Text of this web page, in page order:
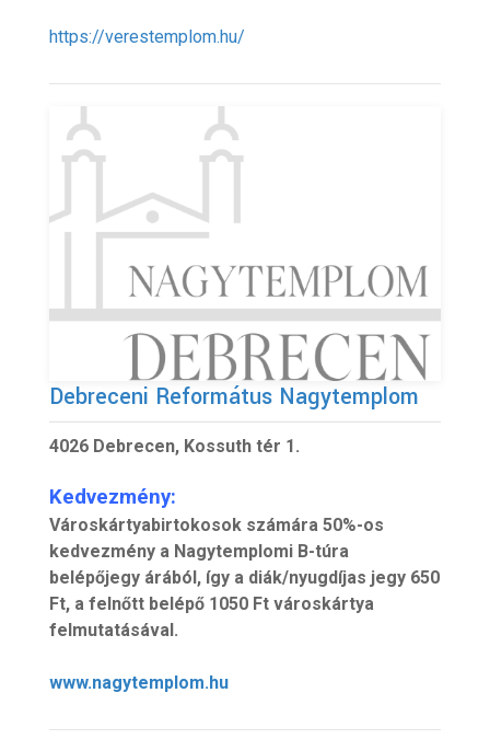
https://verestemplom.hu/
Debreceni Református Nagytemplom
4026 Debrecen, Kossuth tér 1.
Kedvezmény:
Városkártyabirtokosok számára 50%-os
kedvezmény a Nagytemplomi B-túra
belépőjegy árából, így a diák/nyugdíjas jegy 650
Ft, a felnőtt belépő 1050 Ft városkártya
felmutatásával.
www.nagytemplom.hu